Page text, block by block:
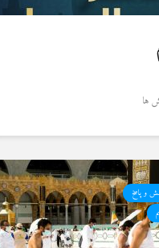
و پاسخ